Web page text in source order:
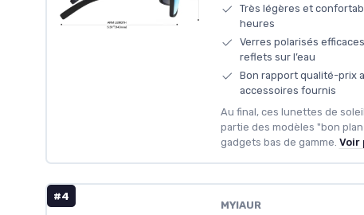
Très légères et
heures
Verres polarisés
reflets sur l’eau
Bon rapport qualité-prix
accessoires fournis
Au final, ces lunettes de
partie des modèles "bon
gadgets bas de gamme. Voir
#4
MYIAUR